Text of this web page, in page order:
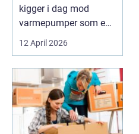
kigger i dag mod
varmepumper som en
vej til lavere
varmeregnin...
12 April 2026